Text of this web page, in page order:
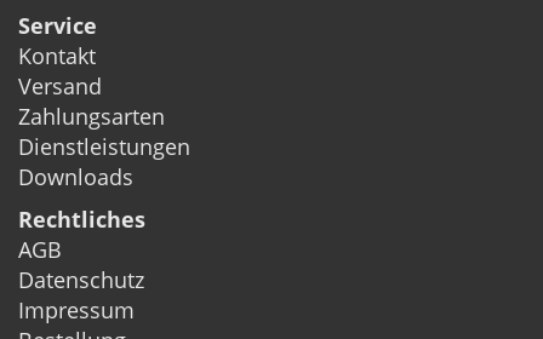
Service
Kontakt
Versand
Zahlungsarten
Dienstleistungen
Downloads
Rechtliches
AGB
Datenschutz
Impressum